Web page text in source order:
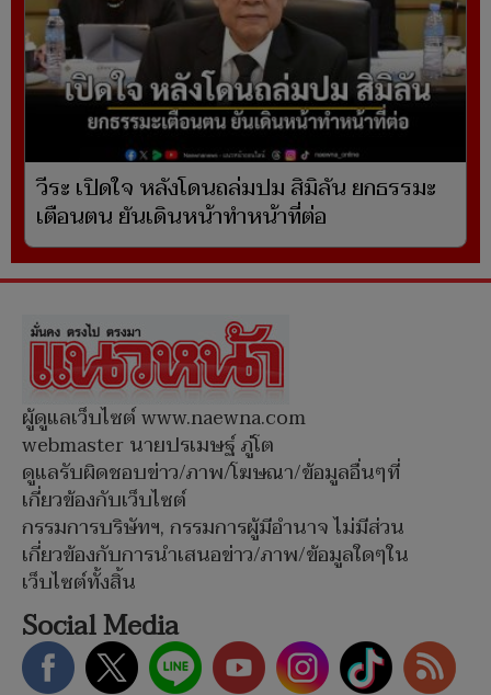
วีระ เปิดใจ หลังโดนถล่มปม สิมิลัน ยกธรรมะ
เตือนตน ยันเดินหน้าทำหน้าที่ต่อ
ผู้ดูแลเว็บไซต์ www.naewna.com
webmaster นายปรเมษฐ์ ภู่โต
ดูแลรับผิดชอบข่าว/ภาพ/โฆษณา/ข้อมูลอื่นๆที่
เกี่ยวข้องกับเว็บไซต์
กรรมการบริษัทฯ, กรรมการผู้มีอำนาจ ไม่มีส่วน
เกี่ยวข้องกับการนำเสนอข่าว/ภาพ/ข้อมูลใดๆใน
เว็บไซต์ทั้งสิ้น
Social Media